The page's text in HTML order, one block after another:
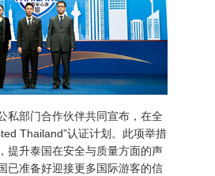
私部门合作伙伴共同宣布，在全
Thailand”认证计划。此项举措
提升泰国在安全与质量方面的声
已准备好迎接更多国际游客的信